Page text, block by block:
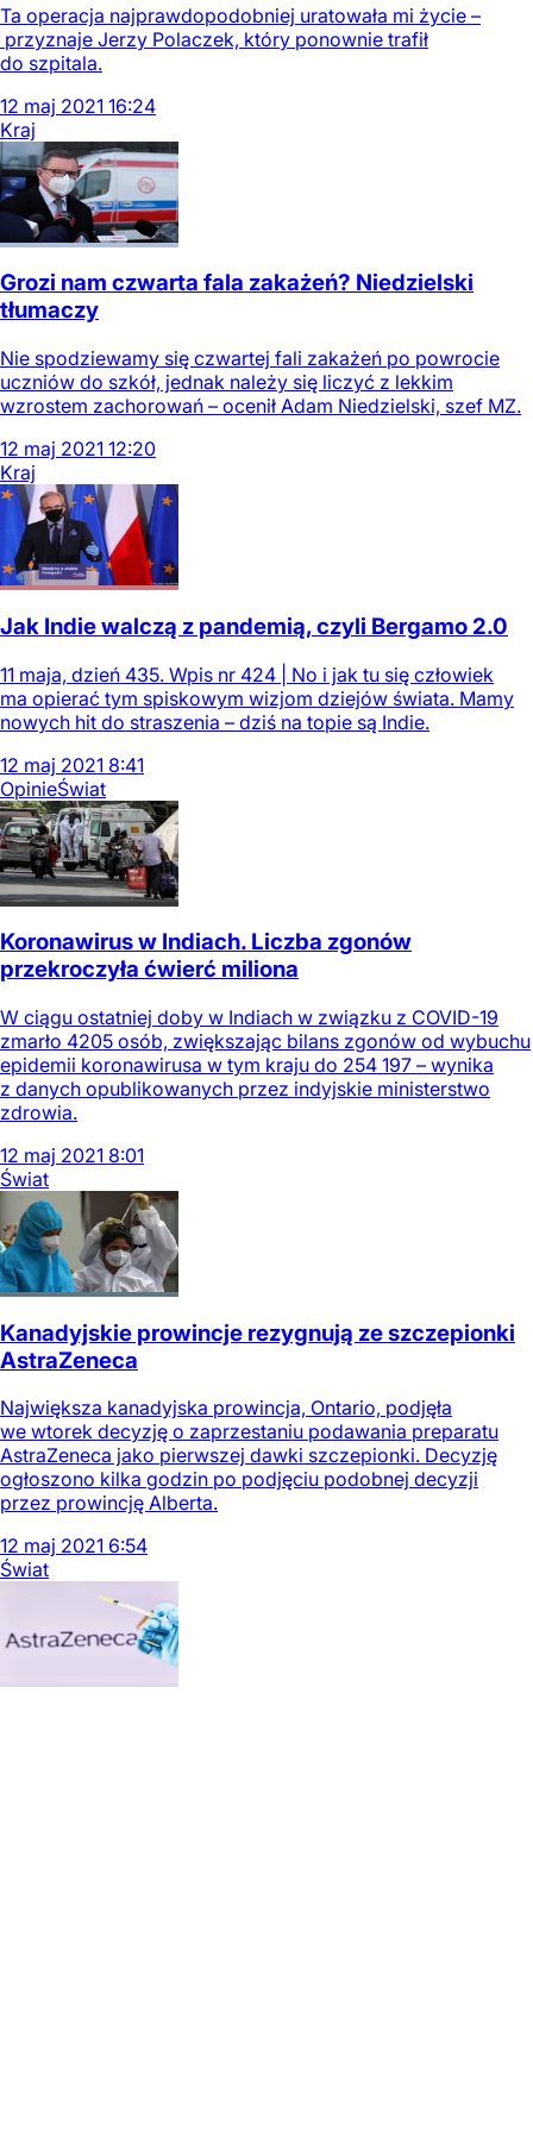
Ta operacja najprawdopodobniej uratowała mi życie –
przyznaje Jerzy Polaczek, który ponownie trafił
do szpitala.
12 maj 2021 16:24
Kraj
Grozi nam czwarta fala zakażeń? Niedzielski
tłumaczy
Nie spodziewamy się czwartej fali zakażeń po powrocie
uczniów do szkół, jednak należy się liczyć z lekkim
wzrostem zachorowań – ocenił Adam Niedzielski, szef MZ.
12 maj 2021 12:20
Kraj
Jak Indie walczą z pandemią, czyli Bergamo 2.0
11 maja, dzień 435. Wpis nr 424 | No i jak tu się człowiek
ma opierać tym spiskowym wizjom dziejów świata. Mamy
nowych hit do straszenia – dziś na topie są Indie.
12 maj 2021 8:41
OpinieŚwiat
Koronawirus w Indiach. Liczba zgonów
przekroczyła ćwierć miliona
W ciągu ostatniej doby w Indiach w związku z COVID-19
zmarło 4205 osób, zwiększając bilans zgonów od wybuchu
epidemii koronawirusa w tym kraju do 254 197 – wynika
z danych opublikowanych przez indyjskie ministerstwo
zdrowia.
12 maj 2021 8:01
Świat
Kanadyjskie prowincje rezygnują ze szczepionki
AstraZeneca
Największa kanadyjska prowincja, Ontario, podjęła
we wtorek decyzję o zaprzestaniu podawania preparatu
AstraZeneca jako pierwszej dawki szczepionki. Decyzję
ogłoszono kilka godzin po podjęciu podobnej decyzji
przez prowincję Alberta.
12 maj 2021 6:54
Świat